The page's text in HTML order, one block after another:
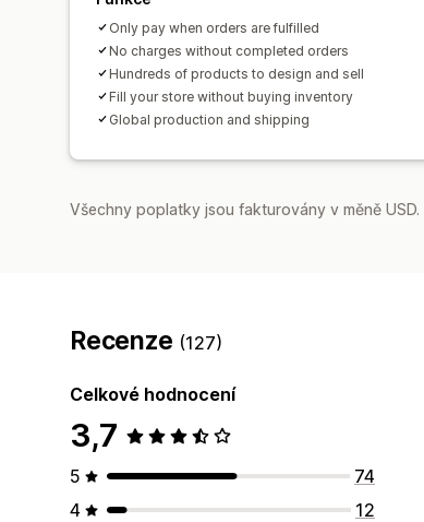
Only pay when orders are fulfilled
No charges without completed orders
Hundreds of products to design and sell
Fill your store without buying inventory
Global production and shipping
Všechny poplatky jsou fakturovány v měně USD.
Recenze (127)
Celkové hodnocení
3,7
5
74
4
12